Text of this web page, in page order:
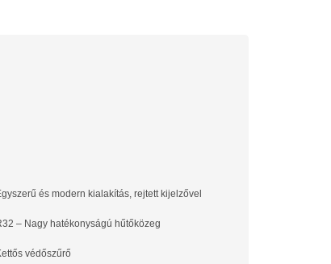
és modern kialakítás, rejtett kijelzővel
– Nagy hatékonyságú hűtőközeg
védőszűrő